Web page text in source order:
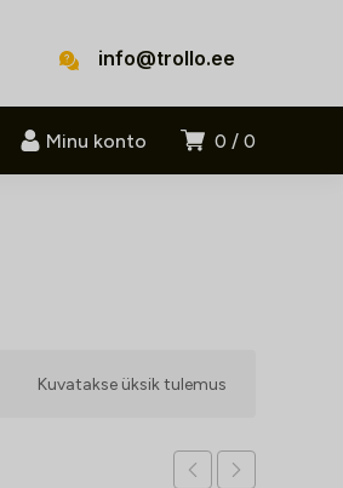
info@trollo.ee
0 0
Minu konto
Kuvatakse üksik tulemus